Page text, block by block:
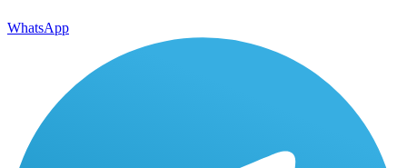
WhatsApp